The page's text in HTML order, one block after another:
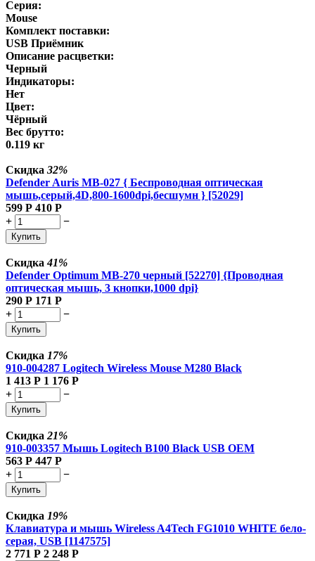
Серия:
Mouse
Комплект поставки:
USB Приёмник
Описание расцветки:
Черный
Индикаторы:
Нет
Цвет:
Чёрный
Вес брутто:
0.119 кг
Скидка 32%
Defender Auris MB-027 { Беспроводная оптическая
мышь,серый,4D,800-1600dpi,бесшумн } [52029]
599 Р 410 Р
+
−
Купить
Скидка41%
Defender Optimum MB-270 черный [52270] {Проводная
оптическая мышь, 3 кнопки,1000 dpi}
290 Р 171 Р
+
−
Купить
Скидка 17%
910-004287 Logitech Wireless Mouse M280 Black
1 413 Р 1 176 Р
+
−
Купить
Скидка 21%
910-003357 Мышь Logitech B100 Black USB OEM
563 Р 447 Р
+
−
Купить
Скидка 19%
Клавиатура и мышь Wireless A4Tech FG1010 WHITE бело-
серая, USB [1147575]
2 771 Р 2 248 Р